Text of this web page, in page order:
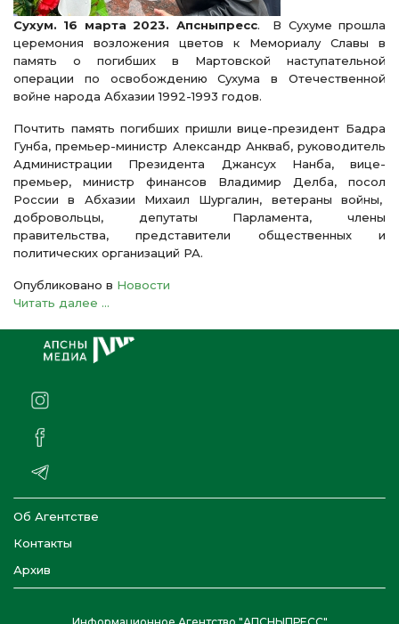
Сухум. 16 марта 2023. Апсныпресс. В Сухуме прошла
церемония возложения цветов к Мемориалу Славы в
память о погибших в Мартовской наступательной
операции по освобождению Сухума в Отечественной
войне народа Абхазии 1992-1993 годов.
Почтить память погибших пришли вице-президент Бадра
Гунба, премьер-министр Александр Анкваб, руководитель
Администрации Президента Джансух Нанба, вице-
премьер, министр финансов Владимир Делба, посол
России в Абхазии Михаил Шургалин, ветераны войны,
добровольцы, депутаты Парламента, члены
правительства, представители общественных и
политических организаций РА.
Опубликовано в Новости
Читать далее ...
Об Агентстве
Контакты
Архив